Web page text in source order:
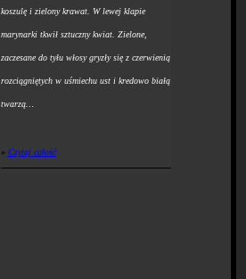
koszulę i zielony krawat. W lewej klapie
marynarki tkwił sztuczny kwiat. Zielone,
zaczesane do tyłu włosy gryzły się z czerwienią
rozciągniętych w uśmiechu ust i kredowo białą
twarzą…
» Czytaj całość